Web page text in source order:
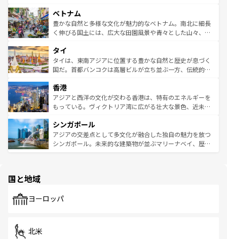
参照してほしい。
容にもいいと評判のスイーツなど、バラエティ豊かな料理
が味わえる。 なお、新着の台湾情報は コンテンツ一覧を参
照してほしい。
き、地方に足を延ばせば四季折々の自然美を楽しむことが
できる。そして、キムチや焼肉、絶品のストリートフード
まで、さまざまな韓国料理が待っている。夜には、韓国な
リティに包まれながら、韓国の多彩な魅力を心ゆくまで味
わってみてほしい。 なお、新着の韓国情報はコンテンツ一
覧を参照してほしい。
ベトナム
豊かな自然と多様な文化が魅力的なベトナム。南北に細長
く伸びる国土には、広大な田園風景や青々とした山々、世
急速な発展と共に伝統が息づく。ハノイの古い町並みやホ
ーチミン市のフランス統治時代の建物も、独特の雰囲気を
醸し出している。また、バラエティの豊かさとおいしさで
とつ。フォーやバインミー、ベトナムコーヒーなどは、ぜ
ひ現地で味わいたい。どの地域を訪れてもあたたかい人々
が旅行者を迎えてくれるので、きっと忘れられない旅にな
参照してほしい。
タイ
タイは、東南アジアに位置する豊かな自然と歴史が息づく
国だ。首都バンコクは高層ビルが立ち並ぶ一方、伝統的な
の活気が交差している。北部ではチェンマイなどの山岳地
帯で自然と触れ合い、南部ではプーケットやクラビの美し
いビーチでリゾート気分を楽しむことができる。タイ料理
激する。気候は一年中温暖で、どの季節にも異なる楽しみ
が待っている。親しみやすいタイの人々、仏教を中心とし
た文化、そして多様な観光資源が、訪れる旅人を魅了し続
香港
アジアと西洋の文化が交わる香港は、特有のエネルギーを
もっている。ヴィクトリア湾に広がる壮大な景色、近未来
み、どこを訪れても感動するはず。観光スポットが密集し
ており、効率よく見どころを回れるのも魅力。息をのむよ
うな絶景から文化的な体験まで、香港を存分に楽しみ尽く
シンガポール
アジアの交差点として多文化が融合した独自の魅力を放つ
シンガポール。未来的な建築物が並ぶマリーナベイ、歴史
で、ホーカーズは地元の風情を楽しめる外せないスポット
国と地域
ヨーロッパ
北米